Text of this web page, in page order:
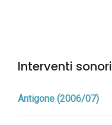
Interventi sonori
Antigone (2006/07)